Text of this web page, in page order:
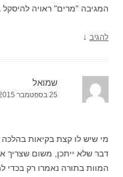
המגיבה "מרים" ראויה להיסקל
להגיב ↓
שמואל
25 בספטמבר 2015 בשעה 10:52
מי שיש לו קצת בקיאות בהלכה
דבר שלא ייתכן, משום שצריך
המוות בתורה נאמרו רק בכדי